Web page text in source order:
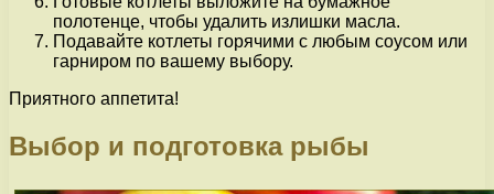
полотенце, чтобы удалить излишки масла.
Подавайте котлеты горячими с любым соусом или
гарниром по вашему выбору.
Приятного аппетита!
Выбор и подготовка рыбы